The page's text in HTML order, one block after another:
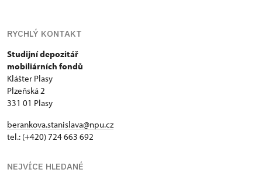
RYCHLÝ KONTAKT
Studijní depozitář
mobiliárních fondů
Klášter Plasy
Plzeňská 2
331 01 Plasy
berankova.stanislava@npu.cz
tel.: (+420) 724 663 692
NEJVÍCE HLEDANÉ